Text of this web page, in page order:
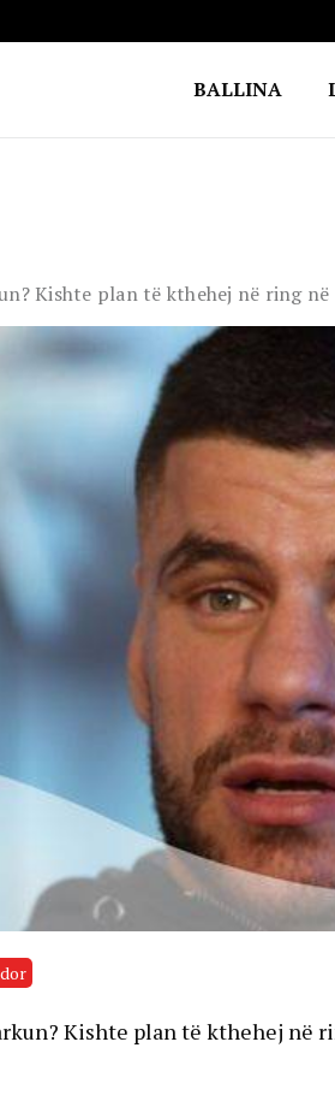
BALLINA
Kishte plan të kthehej në ring
Kishte plan të kthehej në